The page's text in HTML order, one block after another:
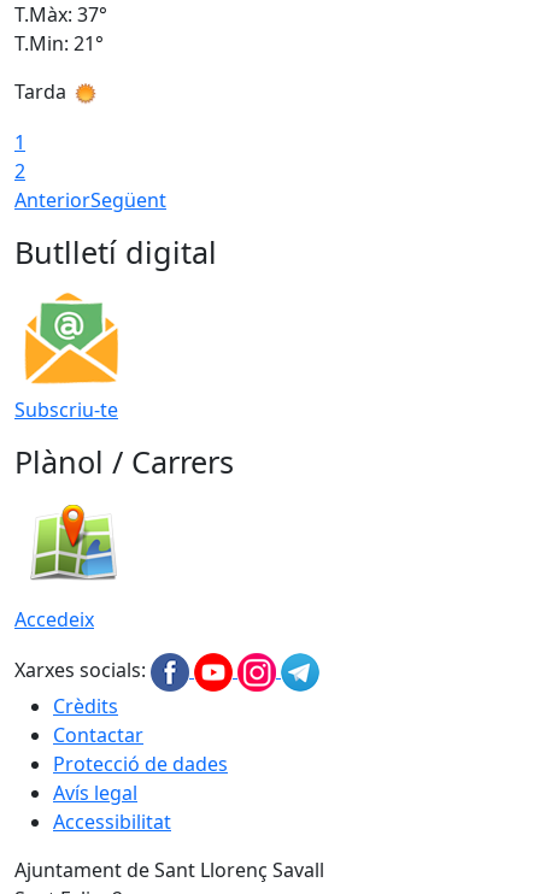
T.Màx: 37°
T.Min: 21°
Tarda
1
2
AnteriorSegüent
Butlletí digital
Subscriu-te
Plànol / Carrers
Accedeix
Xarxes socials:
Crèdits
Contactar
Protecció de dades
Avís legal
Accessibilitat
Ajuntament de Sant Llorenç Savall